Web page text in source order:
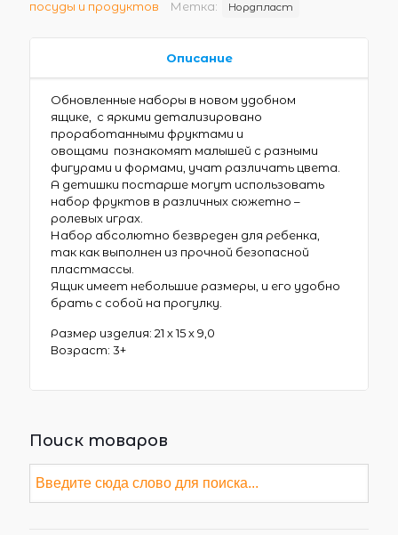
посуды и продуктов
Метка: Нордпласт
Описание
Обновленные наборы в новом удобном
ящике, с яркими детализировано
проработанными фруктами и
овощами познакомят малышей с разными
фигурами и формами, учат различать цвета.
А детишки постарше могут использовать
набор фруктов в различных сюжетно –
ролевых играх.
Набор абсолютно безвреден для ребенка,
так как выполнен из прочной безопасной
пластмассы.
Ящик имеет небольшие размеры, и его удобно
брать с собой на прогулку.
Размер изделия: 21 х 15 х 9,0
Возраст: 3+
Поиск товаров